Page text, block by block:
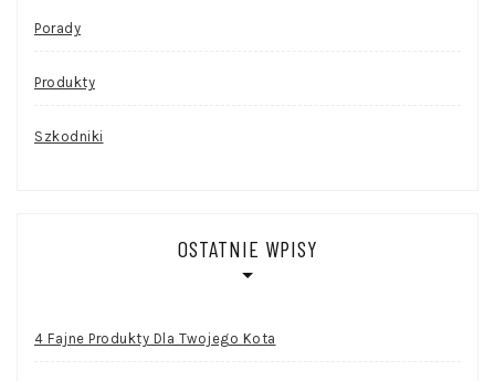
Porady
Produkty
Szkodniki
OSTATNIE WPISY
4 Fajne Produkty Dla Twojego Kota